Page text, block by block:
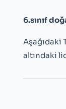
6.sınıf
Aşağıdaki
altındaki